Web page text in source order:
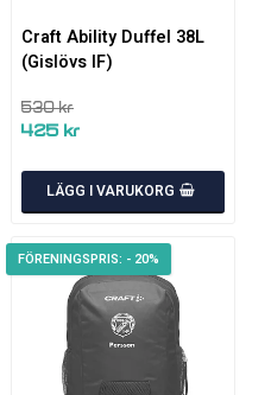
till i favoritlistanLägg
Craft Ability Duffel 38L
(Gislövs IF)
530 kr
425 kr
LÄGG I VARUKORG
- 20%